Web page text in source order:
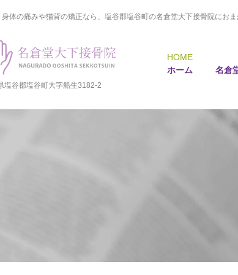
身体の痛みや猫背の矯正なら、塩谷郡塩谷町の名倉堂大下接骨院にお
塩谷郡塩谷町大字船生3182-2
HOME
ホーム
名倉